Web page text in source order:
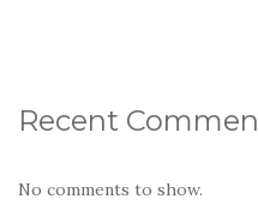
Recent
No comments to show.